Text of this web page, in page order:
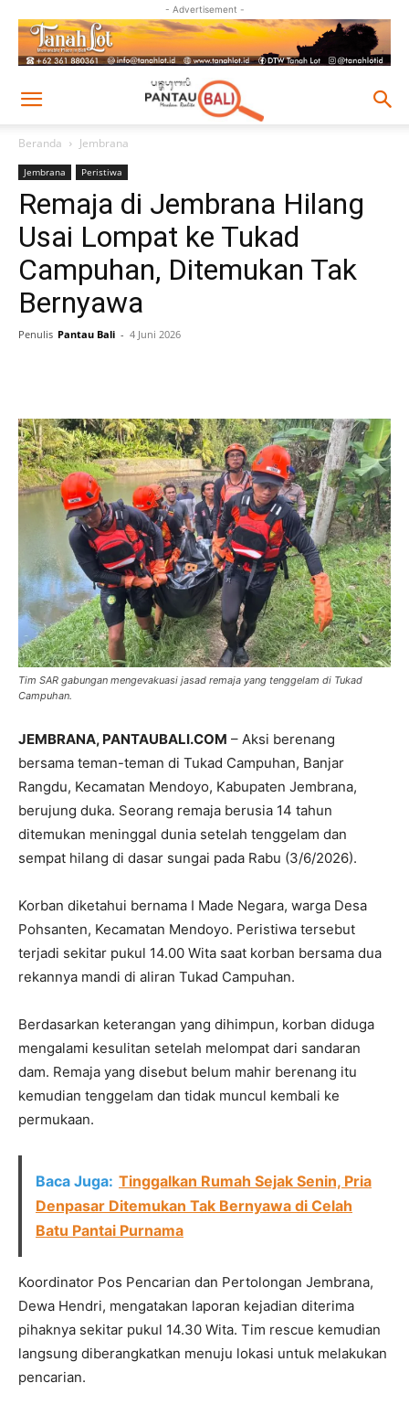
- Advertisement -
Beranda Jembrana
Jembrana Peristiwa
Remaja di Jembrana Hilang
Usai Lompat ke Tukad
Campuhan, Ditemukan Tak
Bernyawa
Penulis Pantau Bali - 4 Juni 2026
Tim SAR gabungan mengevakuasi jasad remaja yang tenggelam di Tukad
Campuhan.
JEMBRANA, PANTAUBALI.COM – Aksi berenang
bersama teman-teman di Tukad Campuhan, Banjar
Rangdu, Kecamatan Mendoyo, Kabupaten Jembrana,
berujung duka. Seorang remaja berusia 14 tahun
ditemukan meninggal dunia setelah tenggelam dan
sempat hilang di dasar sungai pada Rabu (3/6/2026).
Korban diketahui bernama I Made Negara, warga Desa
Pohsanten, Kecamatan Mendoyo. Peristiwa tersebut
terjadi sekitar pukul 14.00 Wita saat korban bersama dua
rekannya mandi di aliran Tukad Campuhan.
Berdasarkan keterangan yang dihimpun, korban diduga
mengalami kesulitan setelah melompat dari sandaran
dam. Remaja yang disebut belum mahir berenang itu
kemudian tenggelam dan tidak muncul kembali ke
permukaan.
Baca Juga: Tinggalkan Rumah Sejak Senin, Pria
Denpasar Ditemukan Tak Bernyawa di Celah
Batu Pantai Purnama
Koordinator Pos Pencarian dan Pertolongan Jembrana,
Dewa Hendri, mengatakan laporan kejadian diterima
pihaknya sekitar pukul 14.30 Wita. Tim rescue kemudian
langsung diberangkatkan menuju lokasi untuk melakukan
pencarian.